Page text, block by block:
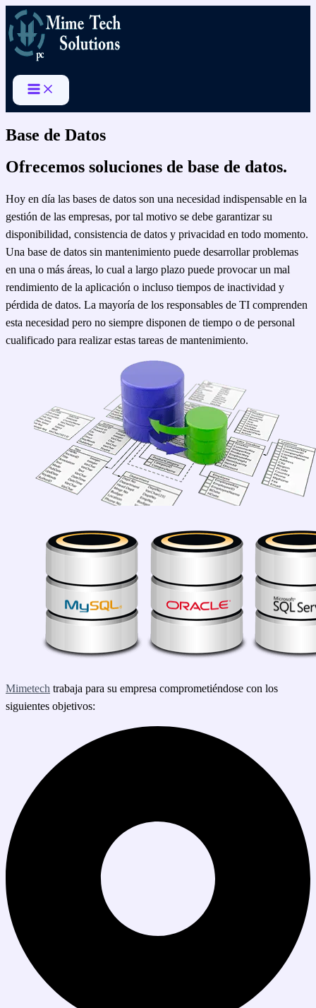
al
contenido
Base de Datos
Ofrecemos soluciones de base de datos.
Hoy en día las bases de datos son una necesidad indispensable en la
gestión de las empresas, por tal motivo se debe garantizar su
disponibilidad, consistencia de datos y privacidad en todo momento.
Una base de datos sin mantenimiento puede desarrollar problemas
en una o más áreas, lo cual a largo plazo puede provocar un mal
rendimiento de la aplicación o incluso tiempos de inactividad y
pérdida de datos. La mayoría de los responsables de TI comprenden
esta necesidad pero no siempre disponen de tiempo o de personal
cualificado para realizar estas tareas de mantenimiento.
Mimetech trabaja para su empresa comprometiéndose con los
siguientes objetivos: